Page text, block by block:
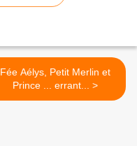
Fée Aélys, Petit Merlin et
Prince ... errant... >